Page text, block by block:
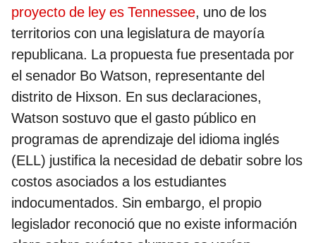
proyecto de ley es Tennessee, uno de los
territorios con una legislatura de mayoría
republicana. La propuesta fue presentada por
el senador Bo Watson, representante del
distrito de Hixson. En sus declaraciones,
Watson sostuvo que el gasto público en
programas de aprendizaje del idioma inglés
(ELL) justifica la necesidad de debatir sobre los
costos asociados a los estudiantes
indocumentados. Sin embargo, el propio
legislador reconoció que no existe información